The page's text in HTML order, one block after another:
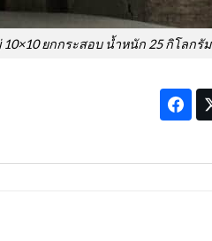
10×10 ยกกระสอบ น้ำหนัก 25 กิโลกรัม